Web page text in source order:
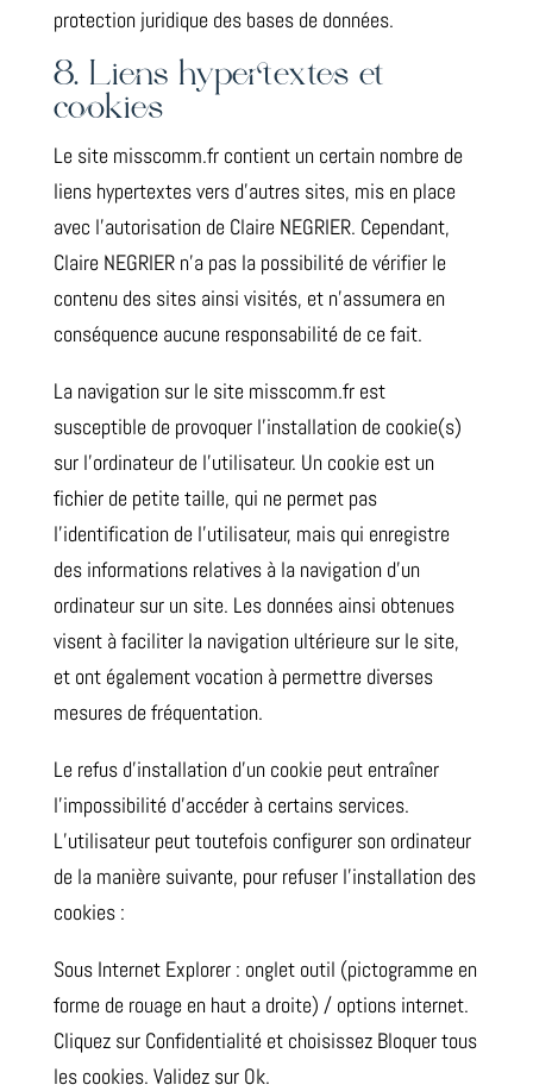
protection juridique des bases de données.
8. Liens hypertextes et
cookies
Le site misscomm.fr contient un certain nombre de
liens hypertextes vers d’autres sites, mis en place
avec l’autorisation de Claire NEGRIER. Cependant,
Claire NEGRIER n’a pas la possibilité de vérifier le
contenu des sites ainsi visités, et n’assumera en
conséquence aucune responsabilité de ce fait.
La navigation sur le site misscomm.fr est
susceptible de provoquer l’installation de cookie(s)
sur l’ordinateur de l’utilisateur. Un cookie est un
fichier de petite taille, qui ne permet pas
l’identification de l’utilisateur, mais qui enregistre
des informations relatives à la navigation d’un
ordinateur sur un site. Les données ainsi obtenues
visent à faciliter la navigation ultérieure sur le site,
et ont également vocation à permettre diverses
mesures de fréquentation.
Le refus d’installation d’un cookie peut entraîner
l’impossibilité d’accéder à certains services.
L’utilisateur peut toutefois configurer son ordinateur
de la manière suivante, pour refuser l’installation des
cookies :
Sous Internet Explorer : onglet outil (pictogramme en
forme de rouage en haut a droite) / options internet.
Cliquez sur Confidentialité et choisissez Bloquer tous
les cookies. Validez sur Ok.